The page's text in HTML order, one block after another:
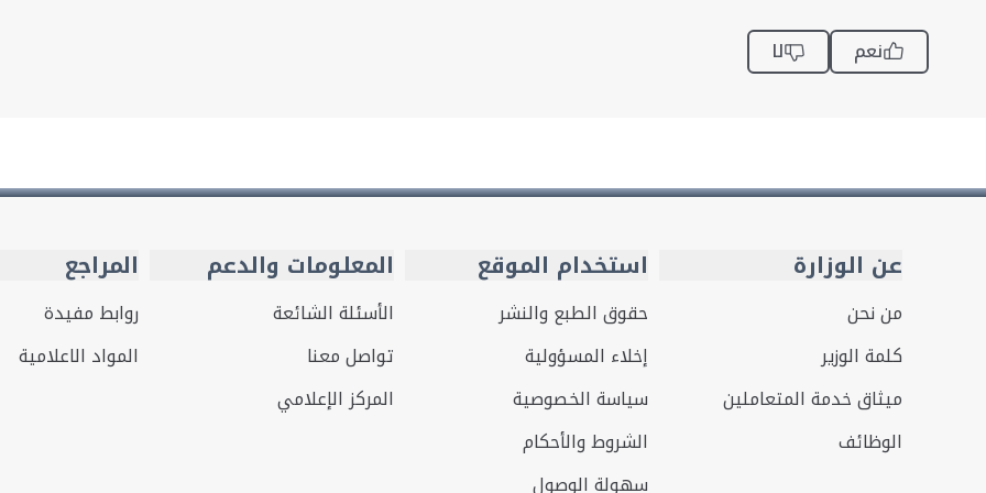
نعم لا
عن الوزارة
من نحن
كلمة الوزير
ميثاق خدمة المتعاملين
الوظائف
استخدام الموقع
حقوق الطبع والنشر
إخلاء المسؤولية
سياسة الخصوصية
الشروط والأحكام
سهولة الوصول
المعلومات والدعم
الأسئلة الشائعة
تواصل معنا
المركز الإعلامي
المراجع
روابط مفيدة
المواد الاعلامية